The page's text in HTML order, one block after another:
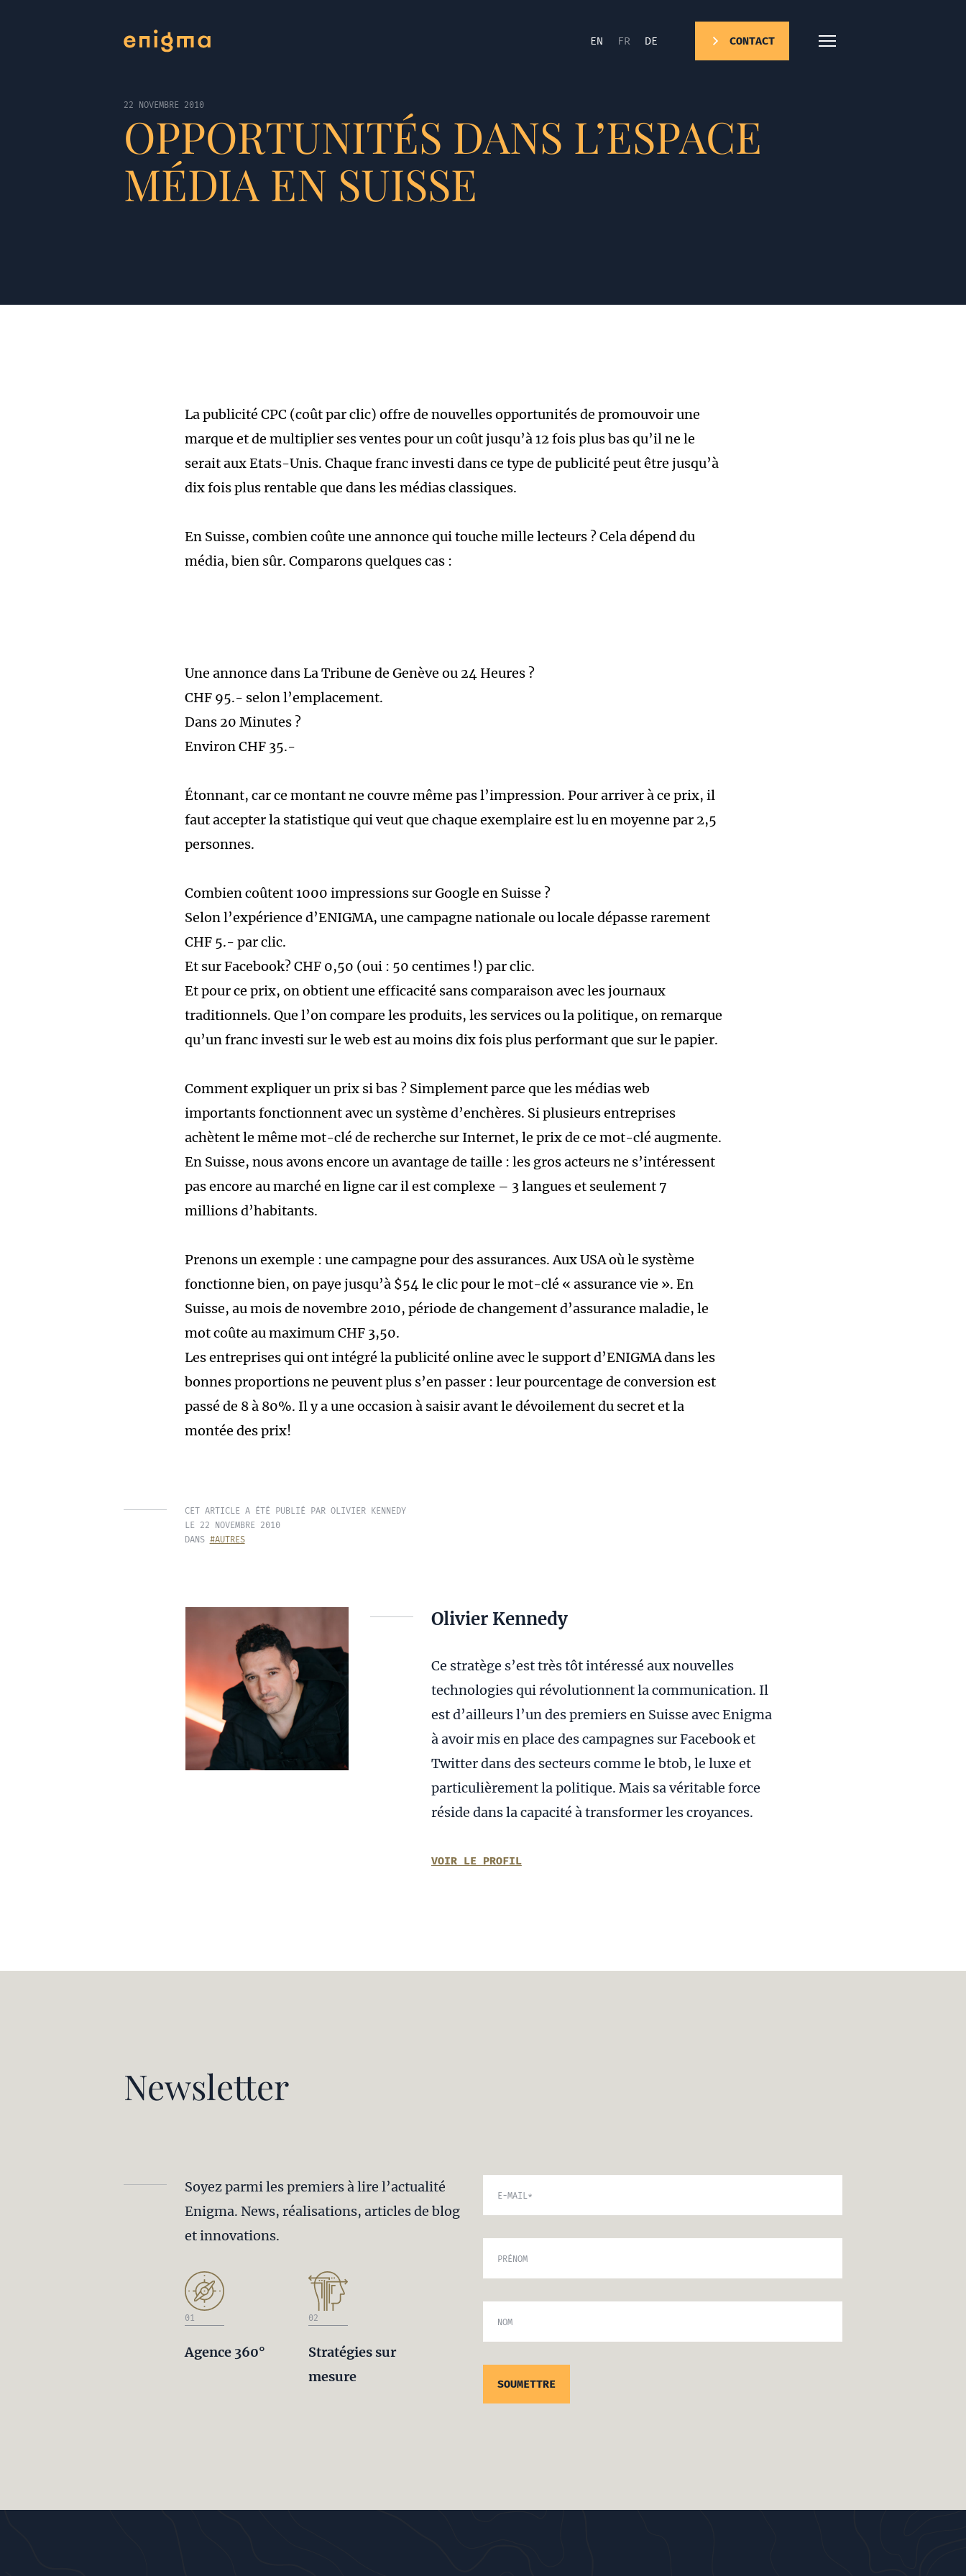
EN FR DE CONTACT
22 NOVEMBRE 2010
OPPORTUNITÉS DANS L’ESPACE
MÉDIA EN SUISSE
La publicité CPC (coût par clic) offre de nouvelles opportunités de promouvoir une
marque et de multiplier ses ventes pour un coût jusqu’à 12 fois plus bas qu’il ne le
serait aux Etats-Unis. Chaque franc investi dans ce type de publicité peut être jusqu’à
dix fois plus rentable que dans les médias classiques.
En Suisse, combien coûte une annonce qui touche mille lecteurs ? Cela dépend du
média, bien sûr. Comparons quelques cas :
Une annonce dans La Tribune de Genève ou 24 Heures ?
CHF 95.- selon l’emplacement.
Dans 20 Minutes ?
Environ CHF 35.-
Étonnant, car ce montant ne couvre même pas l’impression. Pour arriver à ce prix, il
faut accepter la statistique qui veut que chaque exemplaire est lu en moyenne par 2,5
personnes.
Combien coûtent 1000 impressions sur Google en Suisse ?
Selon l’expérience d’ENIGMA, une campagne nationale ou locale dépasse rarement
CHF 5.- par clic.
Et sur Facebook? CHF 0,50 (oui : 50 centimes !) par clic.
Et pour ce prix, on obtient une efficacité sans comparaison avec les journaux
traditionnels. Que l’on compare les produits, les services ou la politique, on remarque
qu’un franc investi sur le web est au moins dix fois plus performant que sur le papier.
Comment expliquer un prix si bas ? Simplement parce que les médias web
importants fonctionnent avec un système d’enchères. Si plusieurs entreprises
achètent le même mot-clé de recherche sur Internet, le prix de ce mot-clé augmente.
En Suisse, nous avons encore un avantage de taille : les gros acteurs ne s’intéressent
pas encore au marché en ligne car il est complexe – 3 langues et seulement 7
millions d’habitants.
Prenons un exemple : une campagne pour des assurances. Aux USA où le système
fonctionne bien, on paye jusqu’à $54 le clic pour le mot-clé « assurance vie ». En
Suisse, au mois de novembre 2010, période de changement d’assurance maladie, le
mot coûte au maximum CHF 3,50.
Les entreprises qui ont intégré la publicité online avec le support d’ENIGMA dans les
bonnes proportions ne peuvent plus s’en passer : leur pourcentage de conversion est
passé de 8 à 80%. Il y a une occasion à saisir avant le dévoilement du secret et la
montée des prix!
CET ARTICLE A ÉTÉ PUBLIÉ PAR OLIVIER KENNEDY
LE 22 NOVEMBRE 2010
DANS #AUTRES
Olivier Kennedy
Ce stratège s’est très tôt intéressé aux nouvelles
technologies qui révolutionnent la communication. Il
est d’ailleurs l’un des premiers en Suisse avec Enigma
à avoir mis en place des campagnes sur Facebook et
Twitter dans des secteurs comme le btob, le luxe et
particulièrement la politique. Mais sa véritable force
réside dans la capacité à transformer les croyances.
VOIR LE PROFIL
Newsletter
Soyez parmi les premiers à lire l’actualité
Enigma. News, réalisations, articles de blog
et innovations.
01
Agence 360°
02
Stratégies sur
mesure
E-MAIL*
PRÉNOM
NOM